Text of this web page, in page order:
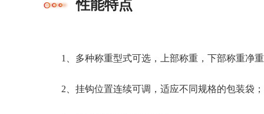
性能特点
1、多种称重型式可选，上部称重，下部称重净重
2、挂钩位置连续可调，适应不同规格的包装袋；